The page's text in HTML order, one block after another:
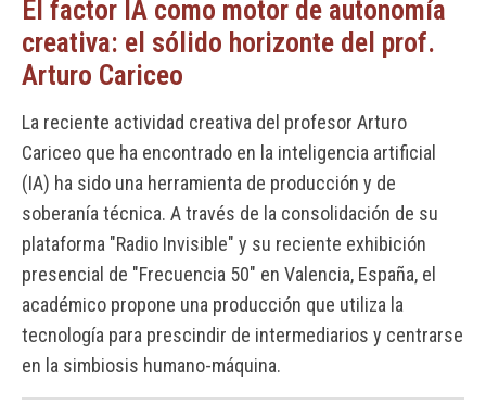
POSTGRADO
CREACIÓNE INVESTIGACIÓN
DEPARTAMENTOS
FACULTAD
Estudiantes
Académicas/os
Funcionarias/os
Egresadas/os
El factor IA como motor de autonomía
creativa: el sólido horizonte del prof.
Arturo Cariceo
La reciente actividad creativa del profesor Arturo
Cariceo que ha encontrado en la inteligencia artificial
(IA) ha sido una herramienta de producción y de
soberanía técnica. A través de la consolidación de su
plataforma "Radio Invisible" y su reciente exhibición
presencial de "Frecuencia 50" en Valencia, España, el
académico propone una producción que utiliza la
tecnología para prescindir de intermediarios y centrarse
en la simbiosis humano-máquina.